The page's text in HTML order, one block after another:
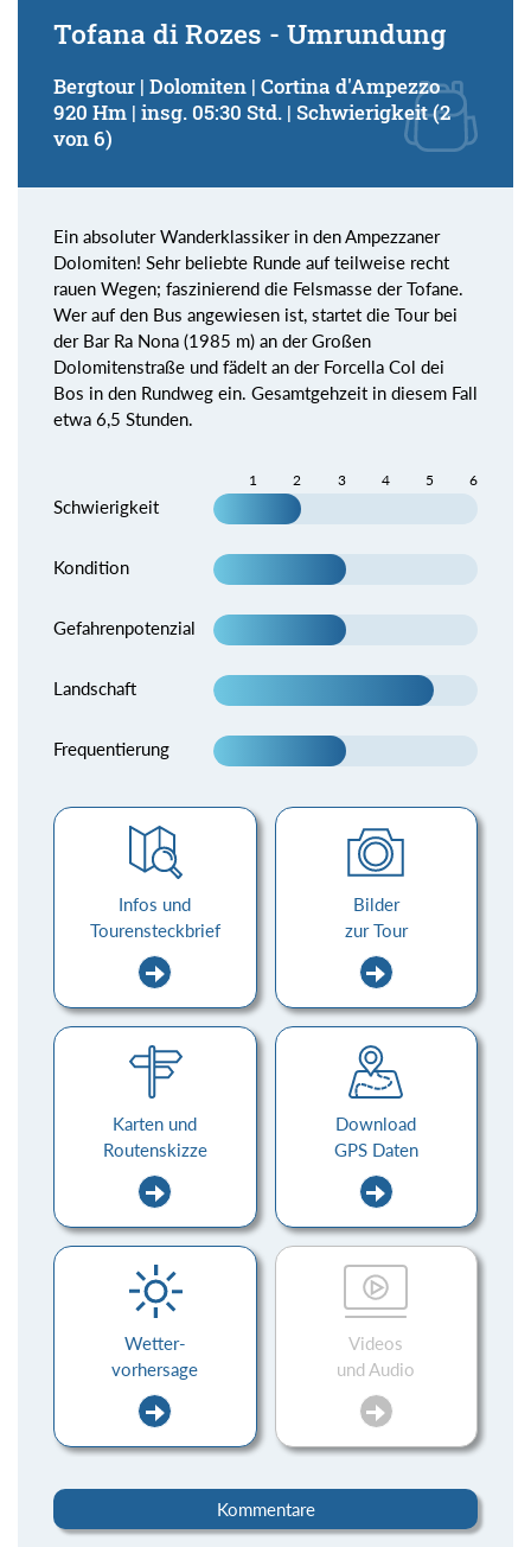
Tofana di Rozes - Umrundung
Bergtour | Dolomiten | Cortina d'Ampezzo
920 Hm | insg. 05:30 Std. | Schwierigkeit (2
von 6)
Ein absoluter Wanderklassiker in den Ampezzaner
Dolomiten! Sehr beliebte Runde auf teilweise recht
rauen Wegen; faszinierend die Felsmasse der Tofane.
Wer auf den Bus angewiesen ist, startet die Tour bei
der Bar Ra Nona (1985 m) an der Großen
Dolomitenstraße und fädelt an der Forcella Col dei
Bos in den Rundweg ein. Gesamtgehzeit in diesem Fall
etwa 6,5 Stunden.
1 2 3 4 5 6
Schwierigkeit
Kondition
Gefahrenpotenzial
Landschaft
Frequentierung
Infos und
Tourensteckbrief
Bilder
zur Tour
Karten und
Routenskizze
Download
GPS Daten
Wetter-
vorhersage
Videos
und Audio
Kommentare